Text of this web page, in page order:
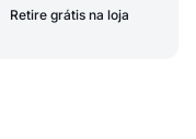
Retire grátis na loja